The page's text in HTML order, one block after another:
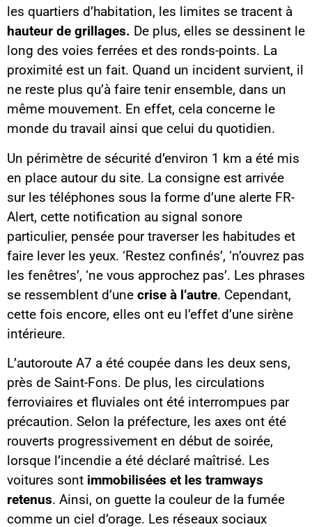
les quartiers d’habitation, les limites se tracent à
hauteur de grillages. De plus, elles se dessinent le
long des voies ferrées et des ronds-points. La
proximité est un fait. Quand un incident survient, il
ne reste plus qu’à faire tenir ensemble, dans un
même mouvement. En effet, cela concerne le
monde du travail ainsi que celui du quotidien.
Un périmètre de sécurité d’environ 1 km a été mis
en place autour du site. La consigne est arrivée
sur les téléphones sous la forme d’une alerte FR-
Alert, cette notification au signal sonore
particulier, pensée pour traverser les habitudes et
faire lever les yeux. ‘Restez confinés’, ‘n’ouvrez pas
les fenêtres’, ‘ne vous approchez pas’. Les phrases
se ressemblent d’une crise à l’autre. Cependant,
cette fois encore, elles ont eu l’effet d’une sirène
intérieure.
L’autoroute A7 a été coupée dans les deux sens,
près de Saint-Fons. De plus, les circulations
ferroviaires et fluviales ont été interrompues par
précaution. Selon la préfecture, les axes ont été
rouverts progressivement en début de soirée,
lorsque l’incendie a été déclaré maîtrisé. Les
voitures sont immobilisées et les tramways
retenus. Ainsi, on guette la couleur de la fumée
comme un ciel d’orage. Les réseaux sociaux